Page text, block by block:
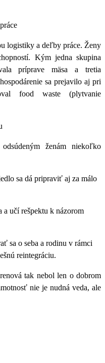
logistiky a deľby práce. Ženy
Kým jedna skupina
príprave mäsa a tretia
sa prejavilo aj pri
food waste (plytvanie
ženám niekoľko
sa dá pripraviť aj za málo
a učí rešpektu k názorom
sa o seba a rodinu v rámci
reintegráciu.
tak nebol len o dobrom
nie je nudná veda, ale